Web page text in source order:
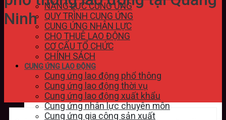
NĂNG LỰC CUNG ỨNG
QUY TRÌNH CUNG ỨNG
CUNG ỨNG NHÂN LỰC
CHO THUÊ LAO ĐỘNG
CƠ CẤU TỔ CHỨC
CHÍNH SÁCH
CUNG ỨNG LAO ĐỘNG
Cung ứng lao động phổ thông
Cung ứng lao động thời vụ
Cung ứng lao động xuất khẩu
Cung ứng nhân lực chuyên môn
Cung ứng gia công sản xuất
Ninh